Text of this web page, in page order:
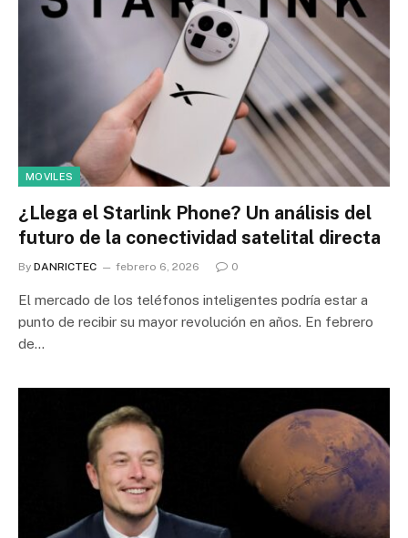
MOVILES
¿Llega el Starlink Phone? Un análisis del
futuro de la conectividad satelital directa
By DANRICTEC febrero 6, 2026 0
El mercado de los teléfonos inteligentes podría estar a
punto de recibir su mayor revolución en años. En febrero
de…